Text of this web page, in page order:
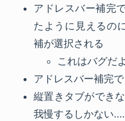
アドレスバー補完
たように見えるの
補が選択される
これはバグだ
アドレスバー補完
縦置きタブができ
我慢するしかない